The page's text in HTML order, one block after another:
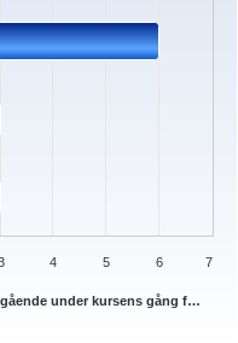
under kursens gång f…
4 5 6 7